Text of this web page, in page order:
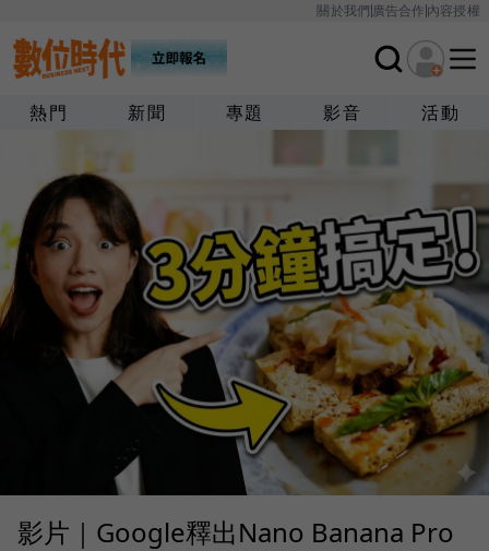
關於我們廣告合作內容授權
熱門 新聞 專題 影音 活動
影片｜Google釋出Nano Banana Pro